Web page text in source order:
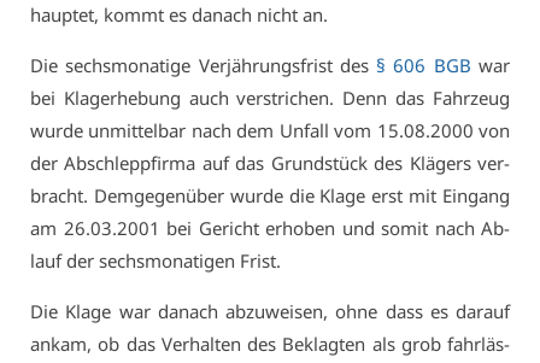
haup­tet, kommt es da­nach nicht an.
Die sechs­mo­na­ti­ge Ver­jäh­rungs­frist des § 606 BGB war
bei Kla­ger­he­bung auch ver­stri­chen. Denn das Fahr­zeug
wur­de un­mit­tel­bar nach dem Un­fall vom 15.08.2000 von
der Ab­schlepp­fir­ma auf das Grund­stück des Klä­gers ver­
bracht. Dem­ge­gen­über wur­de die Kla­ge erst mit Ein­gang
am 26.03.2001 bei Ge­richt er­ho­ben und so­mit nach Ab­
lauf der sechs­mo­na­ti­gen Frist.
Die Kla­ge war da­nach ab­zu­wei­sen, oh­ne dass es dar­auf
an­kam, ob das Ver­hal­ten des Be­klag­ten als grob fahr­läs­